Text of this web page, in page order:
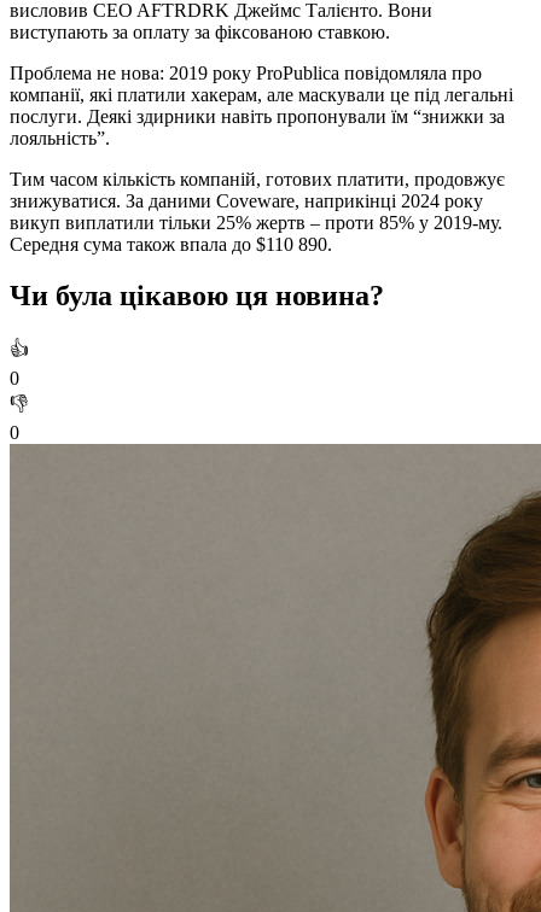
висловив CEO AFTRDRK Джеймс Талієнто. Вони
виступають за оплату за фіксованою ставкою.
Проблема не нова: 2019 року ProPublica повідомляла про
компанії, які платили хакерам, але маскували це під легальні
послуги. Деякі здирники навіть пропонували їм “знижки за
лояльність”.
Тим часом кількість компаній, готових платити, продовжує
знижуватися. За даними Coveware, наприкінці 2024 року
викуп виплатили тільки 25% жертв – проти 85% у 2019-му.
Середня сума також впала до $110 890.
Чи була цікавою ця новина?
👍
0
👎
0